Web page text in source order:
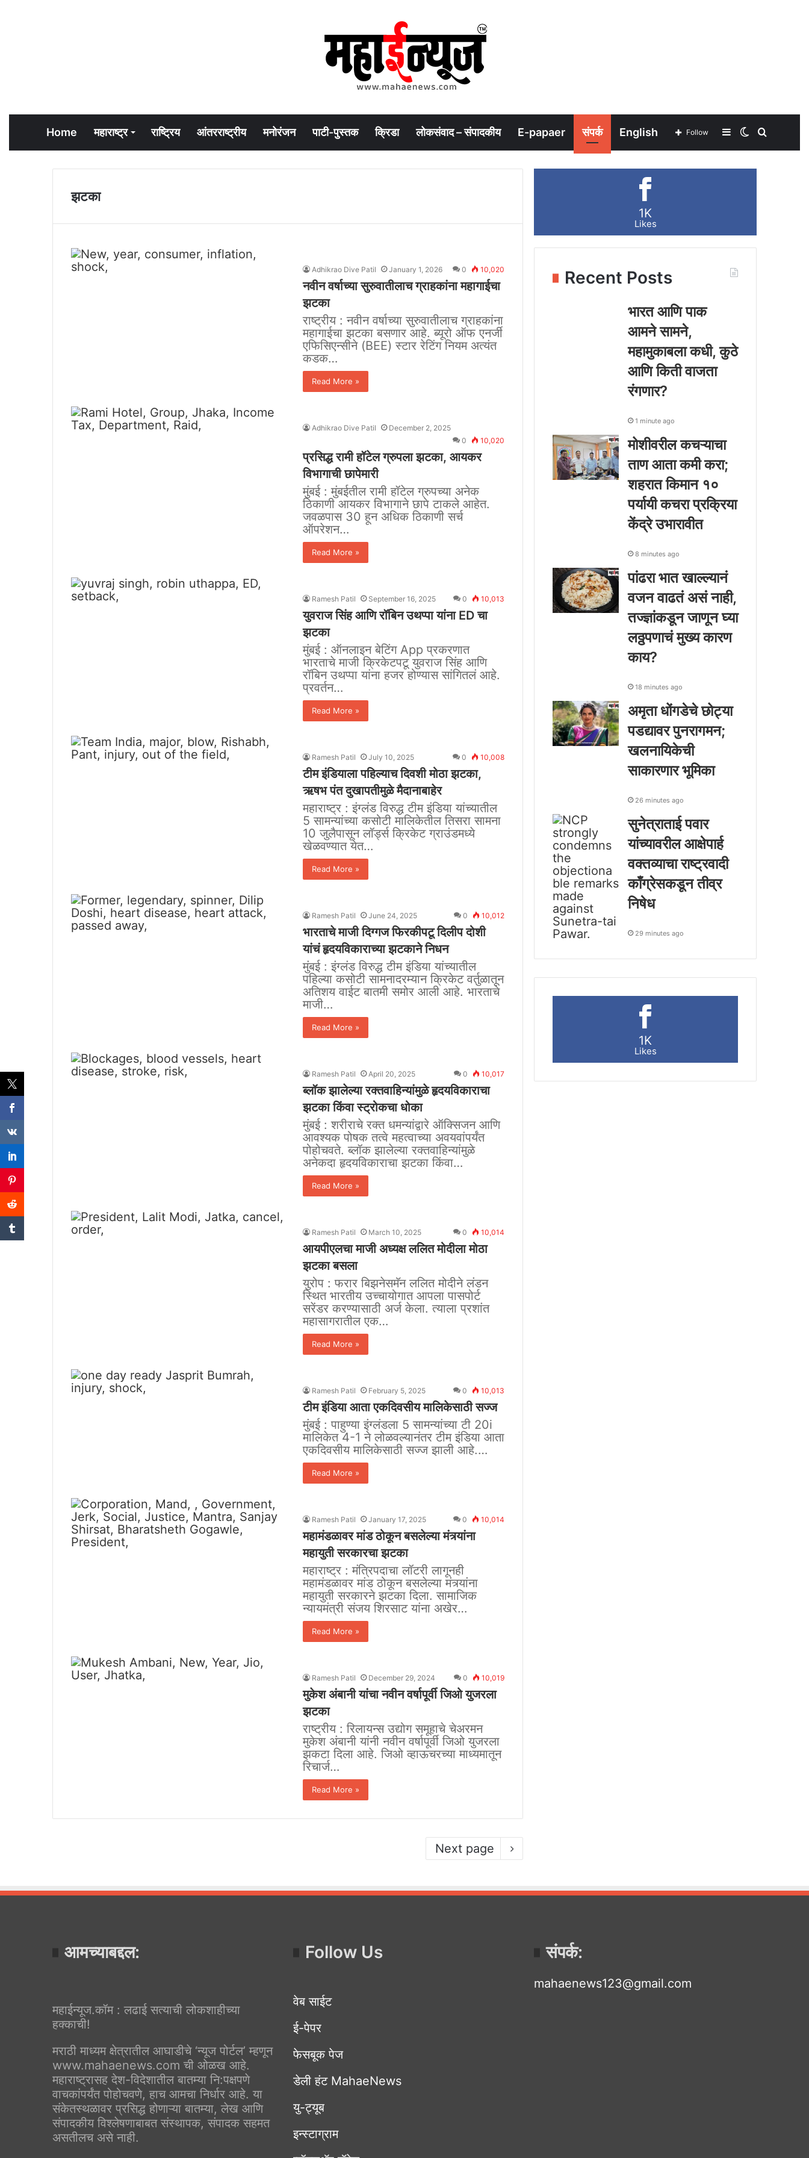
Home महाराष्ट्र राष्ट्रिय आंतरराष्ट्रीय मनोरंजन पाटी-पुस्तक क्रिडा लोकसंवाद – संपादकीय E-papaer संपर्क English Switch
skin
Sidebar
Follow
झटका
Adhikrao Dive Patil January 1, 2026 0 10,020
नवीन वर्षाच्या सुरुवातीलाच ग्राहकांना महागाईचा
झटका
राष्ट्रीय : नवीन वर्षाच्या सुरुवातीलाच ग्राहकांना
महागाईचा झटका बसणार आहे. ब्यूरो ऑफ एनर्जी
एफिसिएन्सीने (BEE) स्टार रेटिंग नियम अत्यंत
कडक…
Read More »
Adhikrao Dive Patil
December 2, 2025
0
10,020
प्रसिद्ध रामी हॉटेल ग्रुपला झटका, आयकर
विभागाची छापेमारी
मुंबई : मुंबईतील रामी हॉटेल ग्रुपच्या अनेक
ठिकाणी आयकर विभागाने छापे टाकले आहेत.
जवळपास 30 हून अधिक ठिकाणी सर्च
ऑपरेशन…
Read More »
Ramesh Patil September 16, 2025 0 10,013
युवराज सिंह आणि रॉबिन उथप्पा यांना ED चा
झटका
मुंबई : ऑनलाइन बेटिंग App प्रकरणात
भारताचे माजी क्रिकेटपटू युवराज सिंह आणि
रॉबिन उथप्पा यांना हजर होण्यास सांगितलं आहे.
प्रवर्तन…
Read More »
Ramesh Patil July 10, 2025 0 10,008
टीम इंडियाला पहिल्याच दिवशी मोठा झटका,
ऋषभ पंत दुखापतीमुळे मैदानाबाहेर
महाराष्ट्र : इंग्लंड विरुद्ध टीम इंडिया यांच्यातील
5 सामन्यांच्या कसोटी मालिकेतील तिसरा सामना
10 जुलैपासून लॉर्ड्स क्रिकेट ग्राउंडमध्ये
खेळवण्यात येत…
Read More »
Ramesh Patil June 24, 2025 0 10,012
भारताचे माजी दिग्गज फिरकीपटू दिलीप दोशी
यांचं हृदयविकाराच्या झटकाने निधन
मुंबई : इंग्लंड विरुद्ध टीम इंडिया यांच्यातील
पहिल्या कसोटी सामनादरम्यान क्रिकेट वर्तुळातून
अतिशय वाईट बातमी समोर आली आहे. भारताचे
माजी…
Read More »
Ramesh Patil April 20, 2025 0 10,017
ब्लॉक झालेल्या रक्तवाहिन्यांमुळे हृदयविकाराचा
झटका किंवा स्ट्रोकचा धोका
मुंबई : शरीराचे रक्त धमन्यांद्वारे ऑक्सिजन आणि
आवश्यक पोषक तत्वे महत्वाच्या अवयवांपर्यंत
पोहोचवते. ब्लॉक झालेल्या रक्तवाहिन्यांमुळे
अनेकदा हृदयविकाराचा झटका किंवा…
Read More »
Ramesh Patil March 10, 2025 0 10,014
आयपीएलचा माजी अध्यक्ष ललित मोदीला मोठा
झटका बसला
युरोप : फरार बिझनेसमॅन ललित मोदीने लंडन
स्थित भारतीय उच्चायोगात आपला पासपोर्ट
सरेंडर करण्यासाठी अर्ज केला. त्याला प्रशांत
महासागरातील एक…
Read More »
Ramesh Patil February 5, 2025 0 10,013
टीम इंडिया आता एकदिवसीय मालिकेसाठी सज्ज
मुंबई : पाहुण्या इंग्लंडला 5 सामन्यांच्या टी 20i
मालिकेत 4-1 ने लोळवल्यानंतर टीम इंडिया आता
एकदिवसीय मालिकेसाठी सज्ज झाली आहे.…
Read More »
Ramesh Patil January 17, 2025 0 10,014
महामंडळावर मांड ठोकून बसलेल्या मंत्र्यांना
महायुती सरकारचा झटका
महाराष्ट्र : मंत्रि‍पदाचा लॉटरी लागूनही
महामंडळावर मांड ठोकून बसलेल्या मंत्र्यांना
महायुती सरकारने झटका दिला. सामाजिक
न्यायमंत्री संजय शिरसाट यांना अखेर…
Read More »
Ramesh Patil December 29, 2024 0 10,019
मुकेश अंबानी यांचा नवीन वर्षापूर्वी जिओ युजरला
झटका
राष्ट्रीय : रिलायन्स उद्योग समूहाचे चेअरमन
मुकेश अंबानी यांनी नवीन वर्षापूर्वी जिओ युजरला
झकटा दिला आहे. जिओ व्हाऊचरच्या माध्यमातून
रिचार्ज…
Read More »
Next page
1K
Likes
Recent Posts
भारत आणि पाक
आमने सामने,
महामुकाबला कधी, कुठे
आणि किती वाजता
रंगणार?
1 minute ago
मोशीवरील कचऱ्याचा
ताण आता कमी करा;
शहरात किमान १०
पर्यायी कचरा प्रक्रिया
केंद्रे उभारावीत
8 minutes ago
पांढरा भात खाल्ल्यानं
वजन वाढतं असं नाही,
तज्ज्ञांकडून जाणून घ्या
लठ्ठपणाचं मुख्य कारण
काय?
18 minutes ago
अमृता धोंगडेचे छोट्या
पडद्यावर पुनरागमन;
खलनायिकेची
साकारणार भूमिका
26 minutes ago
सुनेत्राताई पवार
यांच्यावरील आक्षेपार्ह
वक्तव्याचा राष्ट्रवादी
काँग्रेसकडून तीव्र
निषेध
29 minutes ago
1K
Likes
आमच्याबद्दल:
महाईन्यूज.कॉम : लढाई सत्याची लोकशाहीच्या
हक्काची!
मराठी माध्यम क्षेत्रातील आघाडीचे ‘न्यूज पोर्टल’ म्हणून
www.mahaenews.com ची ओळख आहे.
महाराष्ट्रासह देश-विदेशातील बातम्या नि:पक्षपणे
वाचकांपर्यंत पोहोचवणे, हाच आमचा निर्धार आहे. या
संकेतस्थळावर प्रसिद्ध होणाऱ्या बातम्या, लेख आणि
संपादकीय विश्लेषणाबाबत संस्थापक, संपादक सहमत
असतीलच असे नाही.
Follow Us
वेब साईट
ई-पेपर
फेसबूक पेज
डेली हंट MahaeNews
यु-ट्यूब
इन्स्टाग्राम
संपर्क:
mahaenews123@gmail.com